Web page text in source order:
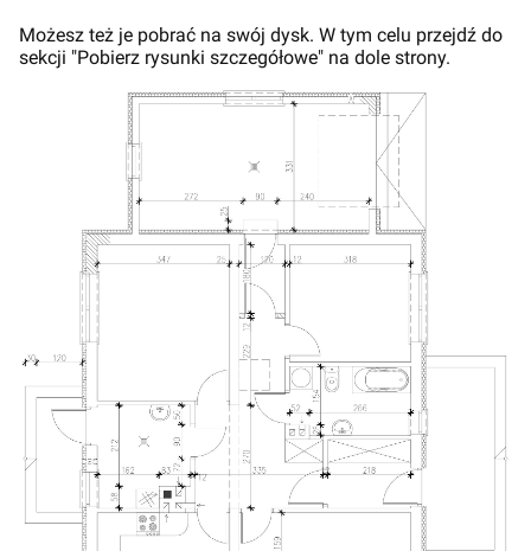
Możesz też je pobrać na swój dysk. W tym celu przejdź do
sekcji "Pobierz rysunki szczegółowe" na dole strony.